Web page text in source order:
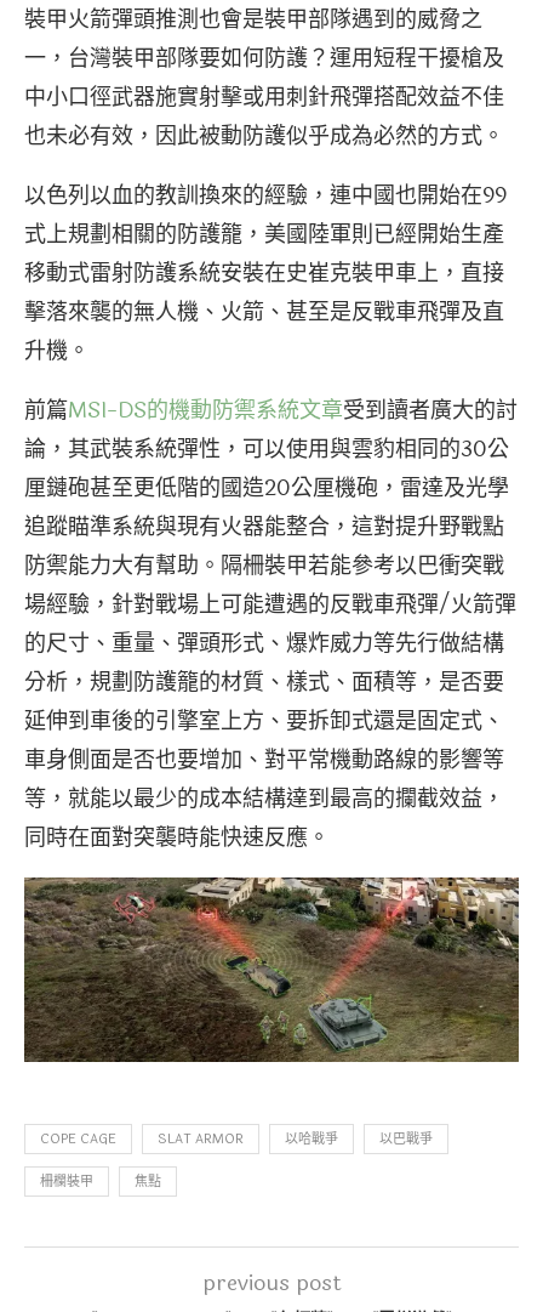
裝甲火箭彈頭推測也會是裝甲部隊遇到的威脅之
一，台灣裝甲部隊要如何防護？運用短程干擾槍及
中小口徑武器施實射擊或用刺針飛彈搭配效益不佳
也未必有效，因此被動防護似乎成為必然的方式。
以色列以血的教訓換來的經驗，連中國也開始在99
式上規劃相關的防護籠，美國陸軍則已經開始生產
移動式雷射防護系統安裝在史崔克裝甲車上，直接
擊落來襲的無人機、火箭、甚至是反戰車飛彈及直
升機。
前篇MSI-DS的機動防禦系統文章受到讀者廣大的討
論，其武裝系統彈性，可以使用與雲豹相同的30公
厘鏈砲甚至更低階的國造20公厘機砲，雷達及光學
追蹤瞄準系統與現有火器能整合，這對提升野戰點
防禦能力大有幫助。隔柵裝甲若能參考以巴衝突戰
場經驗，針對戰場上可能遭遇的反戰車飛彈/火箭彈
的尺寸、重量、彈頭形式、爆炸威力等先行做結構
分析，規劃防護籠的材質、樣式、面積等，是否要
延伸到車後的引擎室上方、要拆卸式還是固定式、
車身側面是否也要增加、對平常機動路線的影響等
等，就能以最少的成本結構達到最高的攔截效益，
同時在面對突襲時能快速反應。
COPE CAGE SLAT ARMOR 以哈戰爭 以巴戰爭
柵欄裝甲 焦點
previous post